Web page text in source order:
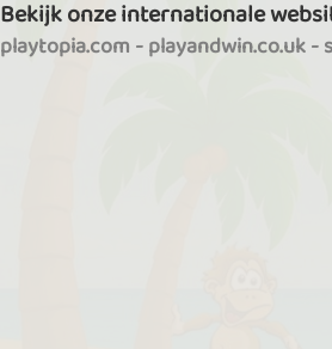
Bekijk onze internationale
playtopia.com -playandwin.co.uk-